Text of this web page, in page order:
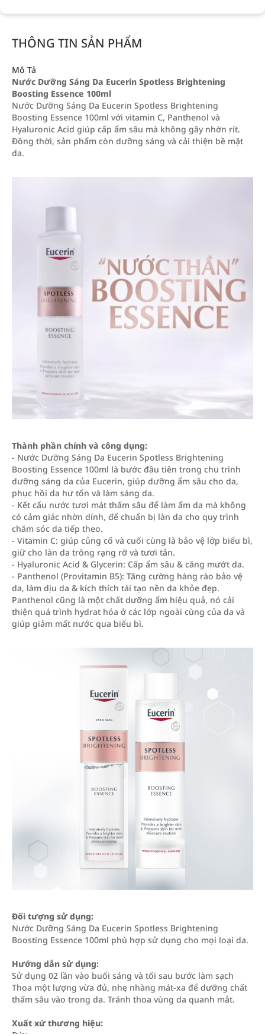
THÔNG TIN SẢN PHẨM
Mô Tả
Nước Dưỡng Sáng Da Eucerin Spotless Brightening
Boosting Essence 100ml
Nước Dưỡng Sáng Da Eucerin Spotless Brightening
Boosting Essence 100ml với vitamin C, Panthenol và
Hyaluronic Acid giúp cấp ẩm sâu mà không gây nhờn rít.
Đồng thời, sản phẩm còn dưỡng sáng và cải thiện bề mặt
da.
Thành phần chính và công dụng:
- Nước Dưỡng Sáng Da Eucerin Spotless Brightening
Boosting Essence 100ml là bước đầu tiên trong chu trình
dưỡng sáng da của Eucerin, giúp dưỡng ẩm sâu cho da,
phục hồi da hư tổn và làm sáng da.
- Kết cấu nước tươi mát thấm sâu để làm ẩm da mà không
có cảm giác nhờn dính, để chuẩn bị làn da cho quy trình
chăm sóc da tiếp theo.
- Vitamin C: giúp củng cố và cuối cùng là bảo vệ lớp biểu bì,
giữ cho làn da trông rạng rỡ và tươi tắn.
- Hyaluronic Acid & Glycerin: Cấp ẩm sâu & căng mướt da.
- Panthenol (Provitamin B5): Tăng cường hàng rào bảo vệ
da, làm dịu da & kích thích tái tạo nền da khỏe đẹp.
Panthenol cũng là một chất dưỡng ẩm hiệu quả, nó cải
thiện quá trình hydrat hóa ở các lớp ngoài cùng của da và
giúp giảm mất nước qua biểu bì.
Đối tượng sử dụng:
Nước Dưỡng Sáng Da Eucerin Spotless Brightening
Boosting Essence 100ml phù hợp sử dụng cho mọi loại da.
Hướng dẫn sử dụng:
Sử dụng 02 lần vào buổi sáng và tối sau bước làm sạch
Thoa một lượng vừa đủ, nhẹ nhàng mát-xa để dưỡng chất
thấm sâu vào trong da. Tránh thoa vùng da quanh mắt.
Xuất xứ thương hiệu: